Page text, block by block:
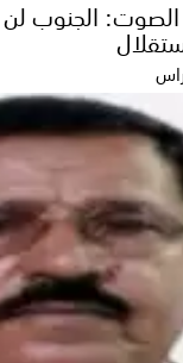
شبوة، رئيس
حرص السلطة المحلية
الجنوب